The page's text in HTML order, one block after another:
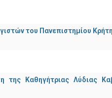
του Πανεπιστημίου
της Καθηγήτριας Λύδιας